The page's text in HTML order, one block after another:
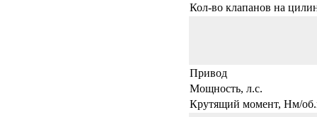
Кол-во клапанов на
Привод
Мощность, л.с.
Крутящий момент, Нм/